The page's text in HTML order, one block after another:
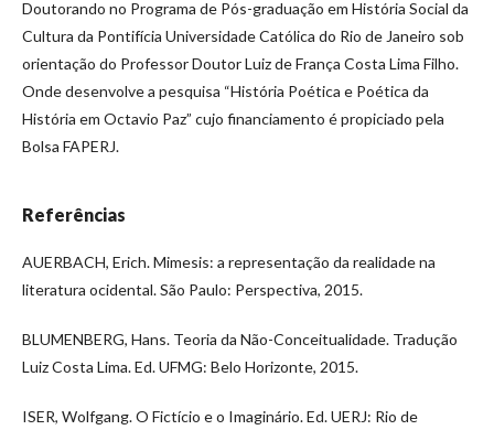
Doutorando no Programa de Pós-graduação em História Social da
Cultura da Pontifícia Universidade Católica do Rio de Janeiro sob
orientação do Professor Doutor Luiz de França Costa Lima Filho.
Onde desenvolve a pesquisa “História Poética e Poética da
História em Octavio Paz” cujo financiamento é propiciado pela
Bolsa FAPERJ.
Referências
AUERBACH, Erich. Mimesis: a representação da realidade na
literatura ocidental. São Paulo: Perspectiva, 2015.
BLUMENBERG, Hans. Teoria da Não-Conceitualidade. Tradução
Luiz Costa Lima. Ed. UFMG: Belo Horizonte, 2015.
ISER, Wolfgang. O Fictício e o Imaginário. Ed. UERJ: Rio de